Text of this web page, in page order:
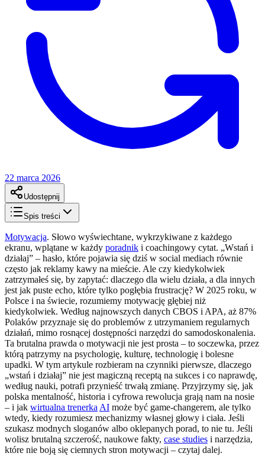
22 marca 2026
Udostępnij
Spis treści
Motywacja. Słowo wyświechtane, wykrzykiwane z każdego
ekranu, wplątane w każdy poradnik i coachingowy cytat. „Wstań i
działaj” – hasło, które pojawia się dziś w social mediach równie
często jak reklamy kawy na mieście. Ale czy kiedykolwiek
zatrzymałeś się, by zapytać: dlaczego dla wielu działa, a dla innych
jest jak puste echo, które tylko pogłębia frustrację? W 2025 roku, w
Polsce i na świecie, rozumiemy motywację głębiej niż
kiedykolwiek. Według najnowszych danych CBOS i APA, aż 87%
Polaków przyznaje się do problemów z utrzymaniem regularnych
działań, mimo rosnącej dostępności narzędzi do samodoskonalenia.
Ta brutalna prawda o motywacji nie jest prosta – to soczewka, przez
którą patrzymy na psychologię, kulturę, technologię i bolesne
upadki. W tym artykule rozbieram na czynniki pierwsze, dlaczego
„wstań i działaj” nie jest magiczną receptą na sukces i co naprawdę,
według nauki, potrafi przynieść trwałą zmianę. Przyjrzymy się, jak
polska mentalność, historia i cyfrowa rewolucja grają nam na nosie
– i jak wirtualna trenerka AI może być game-changerem, ale tylko
wtedy, kiedy rozumiesz mechanizmy własnej głowy i ciała. Jeśli
szukasz modnych sloganów albo oklepanych porad, to nie tu. Jeśli
wolisz brutalną szczerość, naukowe fakty, case studies i narzędzia,
które nie boją się ciemnych stron motywacji – czytaj dalej.